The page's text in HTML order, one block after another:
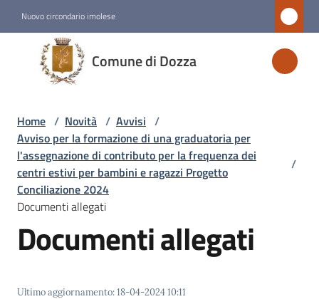
Nuovo circondario imolese
Comune di Dozza
Comune
di
Dozza
Amministrazione
Novità
Menu selezionato
Servizi
Vivere
Home / Novità / Avvisi /
Avviso per la formazione di una graduatoria per
l'assegnazione di contributo per la frequenza dei
centri estivi per bambini e ragazzi Progetto
Conciliazione 2024
/
Documenti allegati
Documenti allegati
Ultimo aggiornamento:18-04-2024 10:11